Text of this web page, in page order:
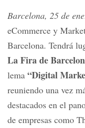
Barcelona, 25 de
eCommerce y
Barcelona. Tendrá
La Fira de
lema “Digital
reuniendo una vez
destacados en el
de empresas como